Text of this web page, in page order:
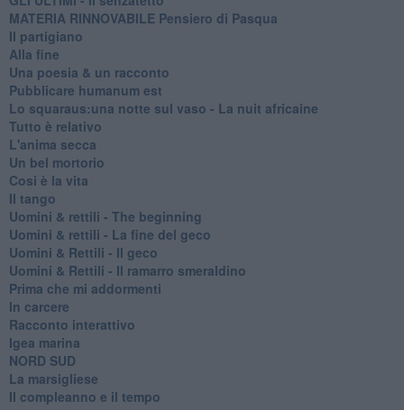
MATERIA RINNOVABILE Pensiero di Pasqua
Il partigiano
Alla fine
Una poesia & un racconto
Pubblicare humanum est
Lo squaraus:una notte sul vaso - La nuit africaine
Tutto è relativo
L'anima secca
Un bel mortorio
Cosi è la vita
Il tango
​Uomini & rettili - The beginning
​Uomini & rettili - La fine del geco
Uomini & Rettili - Il geco
Uomini & Rettili - Il ramarro smeraldino
Prima che mi addormenti
In carcere
Racconto interattivo
Igea marina
​NORD SUD
La marsigliese
Il compleanno e il tempo